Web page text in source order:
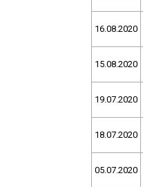
16.08.2020
15.08.2020
19.07.2020
18.07.2020
05.07.2020